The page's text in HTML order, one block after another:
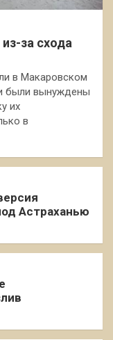
за схода
в Макаровском
были вынуждены
их
в
Астраханью